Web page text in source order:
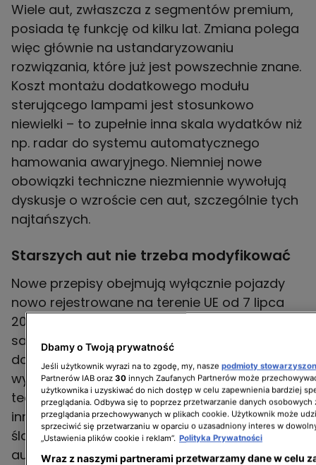
Wiele aut, zwłaszcza z segmentów premium,
posiada tę funkcję od kilku lat. Zmiana polega
więc głównie na ustandaryzowaniu
rozwiązania, które już jest powszechnie znane.
Koszt montażu dodatkowego modułu
sterującego lampami jest stosunkowo
niewielki – to zupełnie inna skala wydatków niż
np. radar do systemu automatycznego
hamowania awaryjnego. Niemniej nowe
obowiązki techniczne niezmiennie wywołują
dyskusje o wzroście cen aut, szczególnie tych
najtańszych.
Starszych aut nie trzeba modyfikować
Nowe przepisy obejmują wyłącznie pojazdy
nowo rejestrowane na terenie UE od 7 lipca
2026 roku. Właściciele starszych
samochodów nie mają obowiązku
dostosowywania swoich aut do nowych
wymogów. Regulacja wpisuje się w długą listę
technologii, które z czasem przeszły drogę od
innowacji do obowiązkowego standardu – w
ślad za ABS, kontrolą trakcji czy systemami
automatycznego hamowania awaryjnego.
Dbamy o Twoją prywatność
Jeśli użytkownik wyrazi na to zgodę, my, nasze podmioty
Partnerów IAB oraz 30 innych Zaufanych Partnerów może
użytkownika i uzyskiwać do nich dostęp w celu zapewnienia bardziej
przeglądania. Odbywa się to poprzez przetwarzanie danych osobowych
przeglądania przechowywanych w plikach cookie. Użytkownik może
sprzeciwić się przetwarzaniu w oparciu o uzasadniony interes w
„Ustawienia plików cookie i reklam”. Polityka Prywatności
Wraz z naszymi partnerami przetwarzamy dane w celu